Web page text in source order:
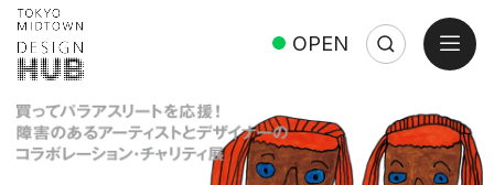
OPEN SearchSearch:
Close
open